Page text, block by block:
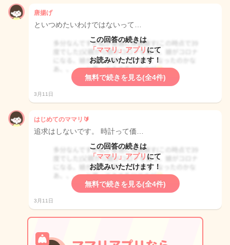
唐揚げ
といつめたいわけではないって…
この回答の続きは
「ママリ」アプリ にて
お読みいただけます！
無料で続きを見る(全4件)
3月11日
はじめてのママリ🔰
追求はしないです。 時計って価…
この回答の続きは
「ママリ」アプリ にて
お読みいただけます！
無料で続きを見る(全4件)
3月11日